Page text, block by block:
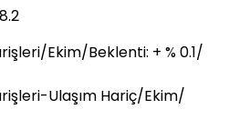
Ekim/Beklenti: + % 0.1/
Ulaşım Hariç/Ekim/